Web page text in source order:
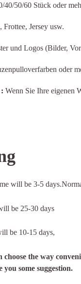
40/50/60 Stück oder
Frottee,Jerseyusw.
und Logos (Bilder,
oder
: Wenn Sie Ihre eigenen
will be 3-5
be 25-30 days
be 10-15 days,
choose the way
you some suggestion.